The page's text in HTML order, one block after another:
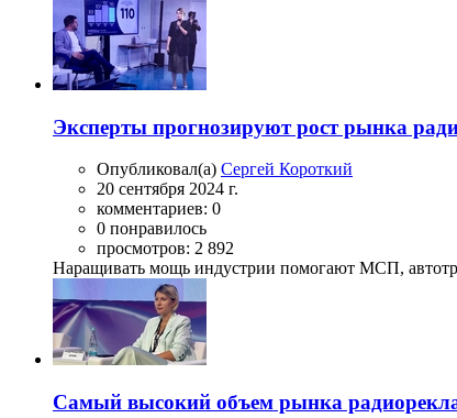
Эксперты прогнозируют рост рынка
Опубликовал(а) Сергей Короткий
20 сентября 2024 г.
комментариев: 0
0 понравилось
просмотров: 2 892
Наращивать мощь индустрии помогают МСП,
Самый высокий объем рынка